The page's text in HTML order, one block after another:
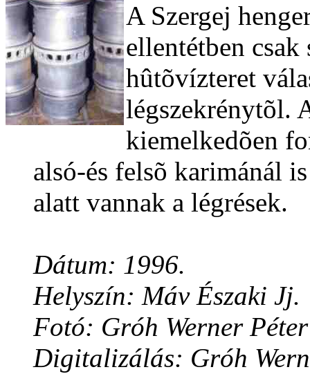
A Szergej
ellentétben
hûtõvízteret
légszekrénytõl.
kiemelkedõen
alsó-és felsõ karimánál
alatt vannak a légrések.
Dátum: 1996.
Helyszín: Máv Északi Jj.
Fotó: Gróh Werner Péter
Digitalizálás: Gróh